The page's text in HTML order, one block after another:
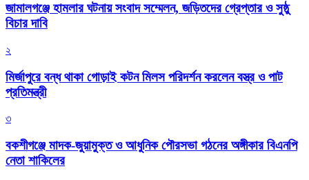
জামালগঞ্জে হামলার ঘটনায় সংবাদ সম্মেলন, জড়িতদের গ্রেপ্তার ও সুষ্ঠু
বিচার দাবি
২
মির্জাপুরে বন্ধ থাকা গোড়াই কটন মিলস পরিদর্শন করলেন বস্ত্র ও পাট
প্রতিমন্ত্রী
৩
বকশীগঞ্জে মাদক-জুয়ামুক্ত ও আধুনিক পৌরসভা গঠনের অঙ্গীকার বিএনপি
নেতা শাকিলের